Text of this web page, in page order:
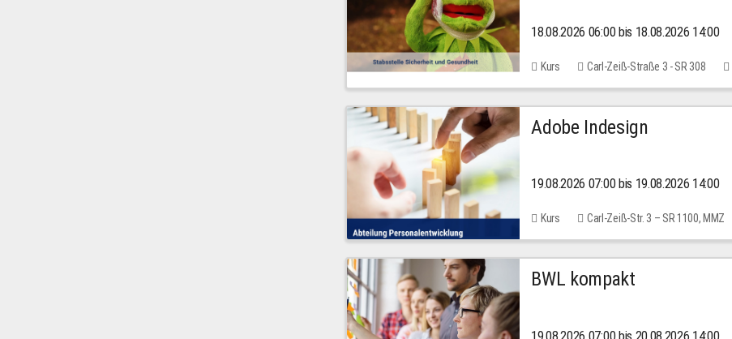
18.08.2026 06:00 bis 18.08.2026 14:00
Kurs Carl-Zeiß-Straße 3 - SR 308
Adobe Indesign
19.08.2026 07:00 bis 19.08.2026 14:00
Kurs Carl-Zeiß-Str. 3 – SR 1100, MMZ
BWL kompakt
19.08.2026 07:00 bis 20.08.2026 14:00